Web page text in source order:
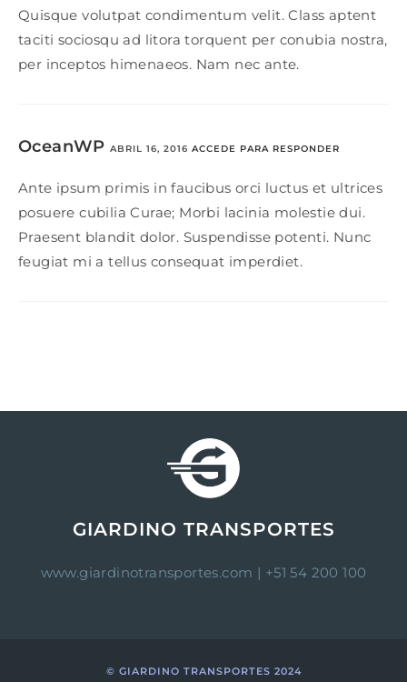
Quisque volutpat condimentum velit. Class aptent
taciti sociosqu ad litora torquent per conubia nostra,
per inceptos himenaeos. Nam nec ante.
OceanWP ABRIL 16, 2016 ACCEDE PARA RESPONDER
Ante ipsum primis in faucibus orci luctus et ultrices
posuere cubilia Curae; Morbi lacinia molestie dui.
Praesent blandit dolor. Suspendisse potenti. Nunc
feugiat mi a tellus consequat imperdiet.
GIARDINO TRANSPORTES
www.giardinotransportes.com | +51 54 200 100
© GIARDINO TRANSPORTES 2024